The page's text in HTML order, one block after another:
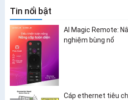
Tin nổi bật
AI Magic Remote:
nghiệm bùng nổ
Cáp ethernet tiêu